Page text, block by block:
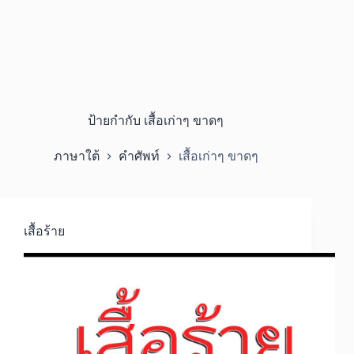
ป้ายกำกับ เสื้อเก่าๆ ขาดๆ
ภาษาใต้ คำศัพท์ เสื้อเก่าๆ ขาดๆ
เสื้อร้าย